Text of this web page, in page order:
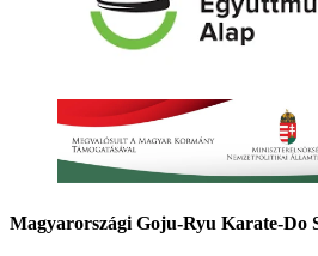
Magyarországi Goju-Ryu Karate-Do